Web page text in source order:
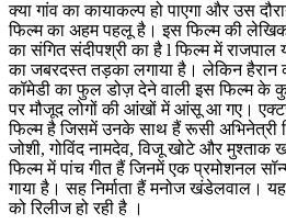
क्या गांव का कायाकल्प हो पाएगा और उस
फिल्म का अहम पहलू है। इस फिल्म की
का संगित संदीपश्री का है l फिल्म में
का जबरदस्त तड़का लगाया है। लेकिन हैरान
कॉमेडी का फुल डोज़ देने वाली इस फिल्म
पर मौजूद लोगों की आंखों में आंसू आ गए।
फिल्म है जिसमें उनके साथ हैं रूसी अभिनेत्री
जोशी, गोविंद नामदेव, विजू खोटे और मुश्ताक
फिल्म में पांच गीत हैं जिनमें एक प्रमोशनल
गाया है। सह निर्माता हैं मनोज खंडेलवाल।
को रिलीज हो रही है ।